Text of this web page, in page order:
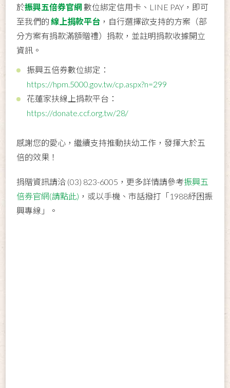
於振興五倍券官網數位綁定信用卡、LINE PAY，即可
至我們的 線上捐款平台 ，自行選擇欲支持的方案（部
分方案有捐款滿額贈禮）捐款，並註明捐款收據開立
資訊。
振興五倍券數位綁定：
https://hpm.5000.gov.tw/cp.aspx?n=299
花蓮家扶線上捐款平台：
https://donate.ccf.org.tw/28/
感謝您的愛心，繼續支持推動扶幼工作，發揮大於五
倍的效果！
捐贈資訊請洽 (03) 823-6005，更多詳情請參考振興五
倍券官網(請點此) ，或以手機、市話撥打「1988紓困振
興專線」。